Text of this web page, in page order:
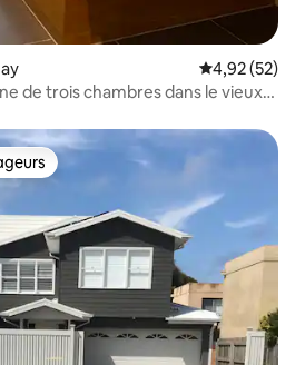
Évaluation
4,92 (52)
de trois chambres dans le vieux
les plus appréciés